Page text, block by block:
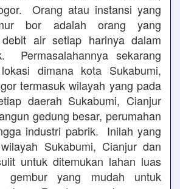
Orang atau instansi yang
bor adalah orang yang
debit air setiap harinya dalam
Permasalahannya sekarang
dimana kota Sukabumi,
termasuk wilayah yang pada
daerah Sukabumi, Cianjur
gedung besar, perumahan
industri pabrik. Inilah yang
Sukabumi, Cianjur dan
untuk ditemukan lahan luas
gembur yang mudah untuk